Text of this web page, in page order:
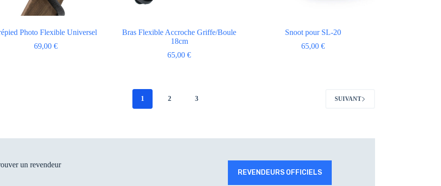
Photo Flexible Universel
69,00 €
Bras Flexible Accroche Griffe/Boule
18cm
65,00€
Snoot pour SL-20
65,00 €
1 2 3 SUIVANT
un revendeur
REVENDEURS OFFICIELS